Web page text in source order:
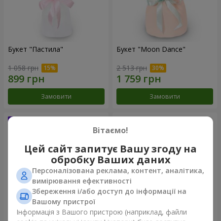
Букет "Пастила"
1 058 грн
Замовити
Букет "Moon Dance"
2 513 грн
Замовити
Вітаємо!
Цей сайт запитує Вашу згоду на
обробку Ваших даних
Персоналізована реклама, контент, аналітика,
вимірювання ефективності
Збереження і/або доступ до інформації на
Вашому пристрої
Інформація з Вашого пристрою (наприклад, файли